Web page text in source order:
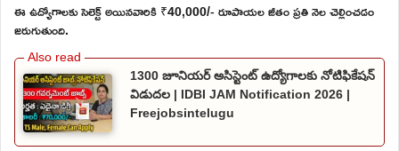
ఈ ఉద్యోగాలకు సెలెక్ట్ అయినవారికి ₹40,000/- రూపాయల జీతం ప్రతి నెల చెల్లించడం
జరుగుతుంది.
1300 జూనియర్ అసిస్టెంట్ ఉద్యోగాలకు నోటిఫికేషన్
విడుదల | IDBI JAM Notification 2026 |
Freejobsintelugu